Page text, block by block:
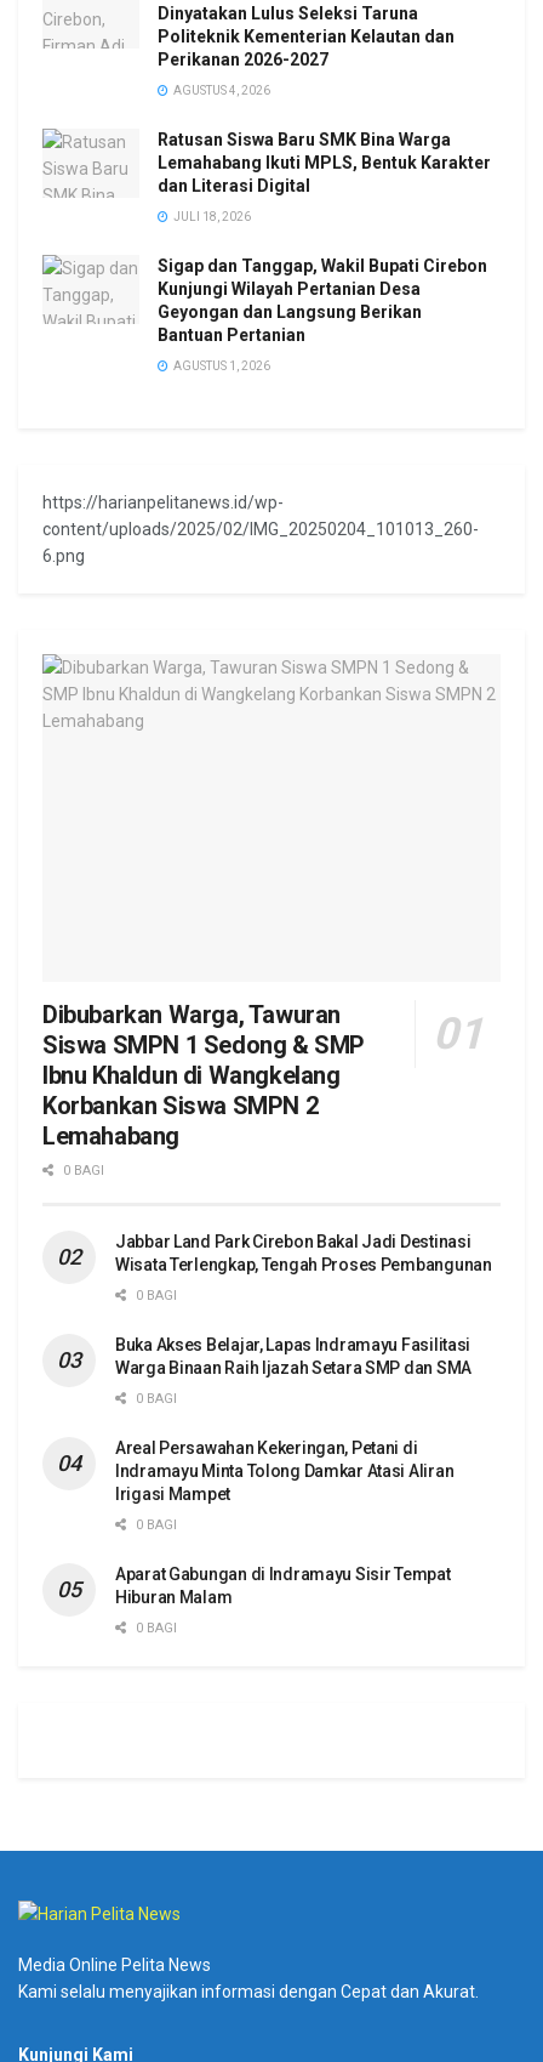
Dinyatakan Lulus Seleksi Taruna
Politeknik Kementerian Kelautan dan
Perikanan 2026-2027
AGUSTUS 4, 2026
Ratusan Siswa Baru SMK Bina Warga
Lemahabang Ikuti MPLS, Bentuk Karakter
dan Literasi Digital
JULI 18, 2026
Sigap dan Tanggap, Wakil Bupati Cirebon
Kunjungi Wilayah Pertanian Desa
Geyongan dan Langsung Berikan
Bantuan Pertanian
AGUSTUS 1, 2026
https://harianpelitanews.id/wp-
content/uploads/2025/02/IMG_20250204_101013_260-
6.png
Dibubarkan Warga, Tawuran
Siswa SMPN 1 Sedong & SMP
Ibnu Khaldun di Wangkelang
Korbankan Siswa SMPN 2
Lemahabang
0 BAGI
Jabbar Land Park Cirebon Bakal Jadi Destinasi
Wisata Terlengkap, Tengah Proses Pembangunan
0 BAGI
Buka Akses Belajar, Lapas Indramayu Fasilitasi
Warga Binaan Raih Ijazah Setara SMP dan SMA
0 BAGI
Areal Persawahan Kekeringan, Petani di
Indramayu Minta Tolong Damkar Atasi Aliran
Irigasi Mampet
0 BAGI
Aparat Gabungan di Indramayu Sisir Tempat
Hiburan Malam
0 BAGI
Media Online Pelita News
Kami selalu menyajikan informasi dengan Cepat dan Akurat.
Kunjungi Kami